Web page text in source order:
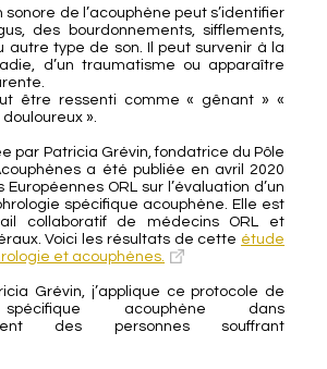
de l’acouphène peut s’identifier
des bourdonnements, sifflements,
autre type de son. Il peut survenir à la
d’un traumatisme ou apparaître
être ressenti comme « gênant » «
».
par Patricia Grévin, fondatrice du Pôle
a été publiée en avril 2020
ORL sur l’évaluation d’un
spécifique acouphène. Elle est
collaboratif de médecins ORL et
Voici les résultats de cette étude
et acouphènes.
Grévin, j’applique ce protocole de
spécifique acouphène dans
des personnes souffrant